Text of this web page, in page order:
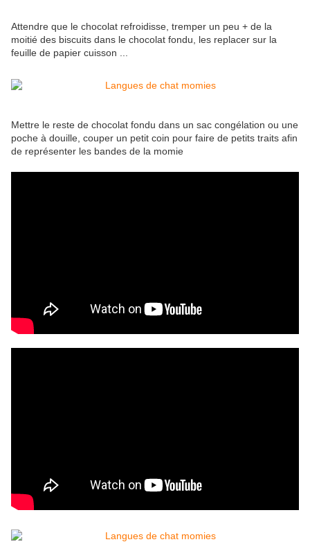
Attendre que le chocolat refroidisse, tremper un peu + de la
moitié des biscuits dans le chocolat fondu, les replacer sur la
feuille de papier cuisson ...
Mettre le reste de chocolat fondu dans un sac congélation ou une
poche à douille, couper un petit coin pour faire de petits traits afin
de représenter les bandes de la momie